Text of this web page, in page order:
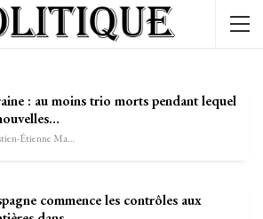
: au moins trio morts pendant lequel
Sébastien-Étienne Marechal
commence les contrôles aux